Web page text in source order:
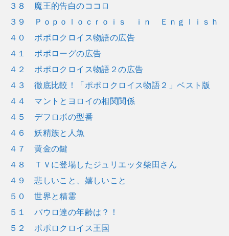
３８ 魔王的告白のココロ
３９ Ｐｏｐｏｌｏｃｒｏｉｓ ｉｎ Ｅｎｇｌｉｓｈ
４０ ポポロクロイス物語の広告
４１ ポポローグの広告
４２ ポポロクロイス物語２の広告
４３ 徹底比較！「ポポロクロイス物語２」ベスト版
４４ マントとヨロイの相関関係
４５ デフロボの型番
４６ 妖精族と人魚
４７ 黄金の鍵
４８ ＴＶに登場したジュリエッタ柴田さん
４９ 悲しいこと、嬉しいこと
５０ 世界と精霊
５１ パウロ達の年齢は？！
５２ ポポロクロイス王国